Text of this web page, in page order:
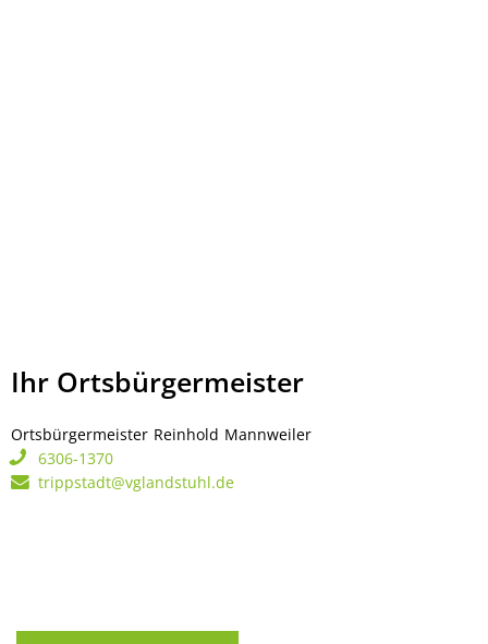
Ihr Ortsbürgermeister
Ortsbürgermeister Reinhold Mannweiler
6306-1370
trippstadt@vglandstuhl.de